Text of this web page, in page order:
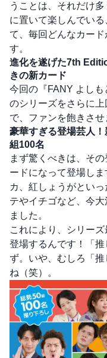
うことは、それだけ
に置いて楽しんでい
て、毎回どんなカー
す。
進化を遂げた7th
きの新カード
今回の『FANY よし
のシリーズをさらに
で、ファンを飽きさせ
豪華すぎる登場芸人
組100名
まず驚くべきは、その
ードになって登場し
カ、紅しょうがとい
テやイチゴなど、今
ました。
これにより、シリーズ
登場するんです！「
ず。いや、むしろ「
ね（笑）。